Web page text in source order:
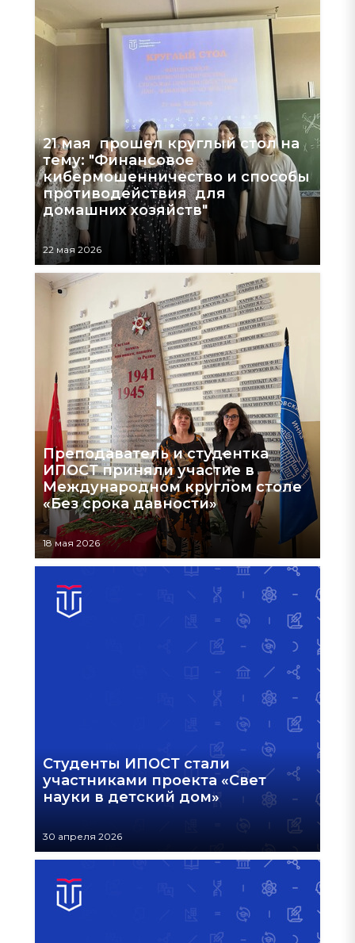
21 мая прошел круглый стол на
тему: "Финансовое
кибермошенничество и способы
противодействия для
домашних хозяйств"
22 мая 2026
Преподаватель и студентка
ИПОСТ приняли участие в
Международном круглом столе
«Без срока давности»
18 мая 2026
Студенты ИПОСТ стали
участниками проекта «Свет
науки в детский дом»
30 апреля 2026